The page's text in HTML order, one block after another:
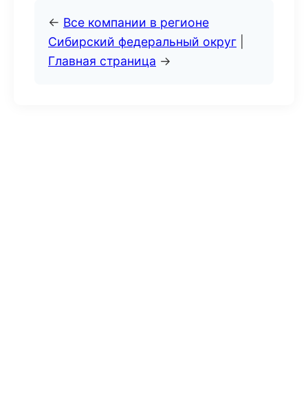
← Все компании в регионе
Сибирский федеральный округ
Главная страница →